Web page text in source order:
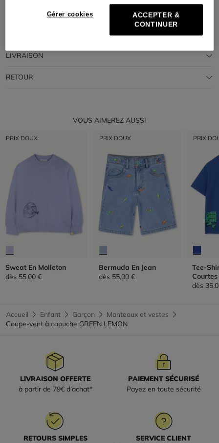
COMPOSITION
LIVRAISON
RETOUR
VOUS AIMEREZ AUSSI
PRIX DOUX
Sweat En Molleton
dès 55,00 €
PRIX DOUX
Bermuda En Jean
dès 55,00 €
PRIX
Tee-
Courtes
dès
Accueil Enfant Garçon
Manteaux et vestes
Coupe-vent à capuche GREEN LEMON
LIVRAISON OFFERTE
à partir de 79€ d'achat*
PAIEMENT SÉCURISÉ
Payez en toute sécurité
RETOURS SIMPLES
SERVICE CLIENT
Gérer cookies
ACCEPTER &
CONTINUER